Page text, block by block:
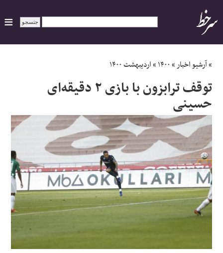
ایران
سیاسی
اقتصاد
ورزشی
جهان
اجتماعی
حوادث
»آرشیو اخبار»۱۴۰۰»اردیبهشت ۱۴۰۰
توقف ترابزون با بازی ۲ دقیقه‌ای
حسینی